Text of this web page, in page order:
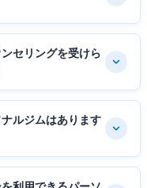
セリングを受けら
ルジムはあります